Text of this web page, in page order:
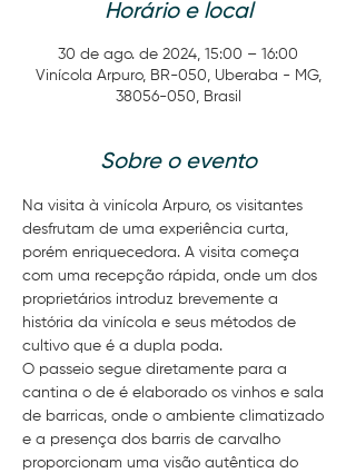
Horário e local
30 de ago. de 2024, 15:00 – 16:00
Vinícola Arpuro, BR-050, Uberaba - MG,
38056-050, Brasil
Sobre o evento
Na visita à vinícola Arpuro, os visitantes
desfrutam de uma experiência curta,
porém enriquecedora. A visita começa
com uma recepção rápida, onde um dos
proprietários introduz brevemente a
história da vinícola e seus métodos de
cultivo que é a dupla poda.
O passeio segue diretamente para a
cantina o de é elaborado os vinhos e sala
de barricas, onde o ambiente climatizado
e a presença dos barris de carvalho
proporcionam uma visão autêntica do